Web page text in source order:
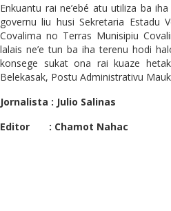
Enkuantu rai ne’ebé atu utiliza ba
governu liu husi Sekretaria Estadu
Covalima no Terras Munisipiu
lalais ne’e tun ba iha terenu hodi
konsege sukat ona rai kuaze
Belekasak, Postu Administrativu
Jornalista : Julio Salinas
Editor : Chamot Nahac